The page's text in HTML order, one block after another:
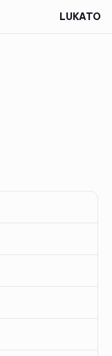
LUKATO